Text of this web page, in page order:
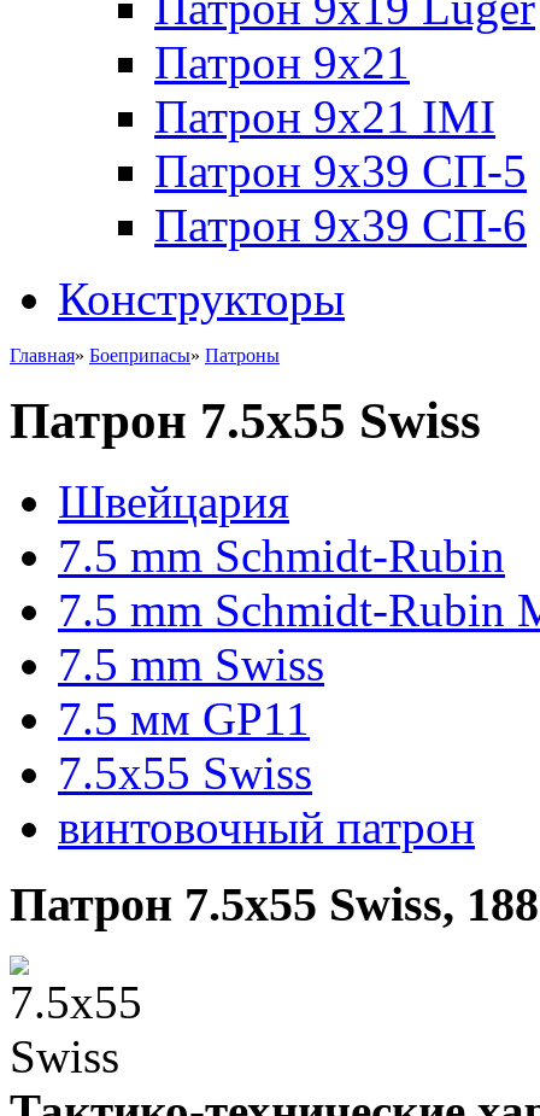
Патрон 9x21
Патрон 9x21 IMI
Патрон 9x39 СП-5
Патрон 9x39 СП-6
Конструкторы
Главная» Боеприпасы» Патроны
Патрон 7.5x55 Swiss
Швейцария
7.5 mm Schmidt-Rubin
7.5 mm Schmidt-Rubin
7.5 mm Swiss
7.5 мм GP11
7.5x55 Swiss
винтовочный патрон
Патрон 7.5x55 Swiss,